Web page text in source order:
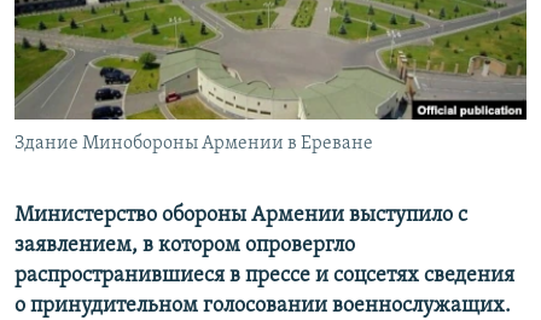
Հայերեն
English
Русский
Все сайты Радио Азатутюн
Здание Минобороны Армении в Ереване
Министерство обороны Армении выступило с
заявлением, в котором опровергло
распространившиеся в прессе и соцсетях сведения
о принудительном голосовании военнослужащих.